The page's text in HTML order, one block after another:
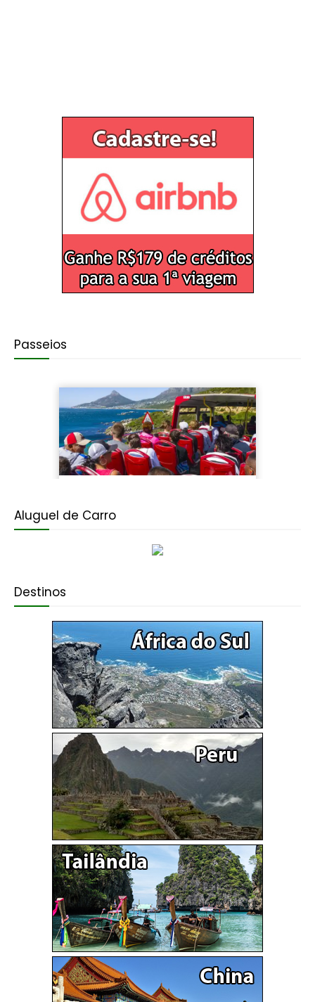
Passeios
Aluguel de Carro
Destinos